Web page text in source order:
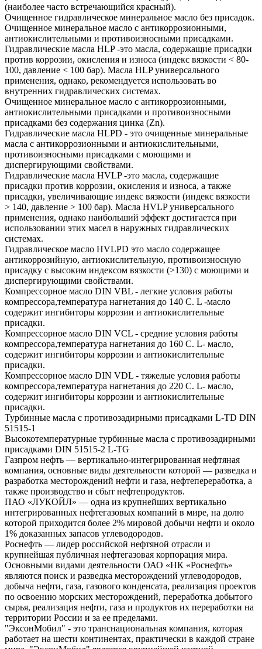
(наиболее часто встречающийся красный).
Очищенное гидравлическое минеральное масло без присадок.
Очищенное минеральное масло с антикоррозионными,
антиокислительными и противоизносными присадками.
Гидравлические масла HLP -это масла, содержащие присадки
против коррозии, окисления и износа (индекс вязкости < 80-
100, давление < 100 бар). Масла HLP универсального
применения, однако, рекомендуется использовать во
внутренних гидравлических системах.
Очищенное минеральное масло с антикоррозионными,
антиокислительными присадками и противоизносными
присадками без содержания цинка (Zn).
Гидравлические масла HLPD - это очищенные минеральные
масла с антикоррозионными и антиокислительными,
противоизносными присадками с моющими и
диспергирующими свойствами.
Гидравлические масла HVLP -это масла, содержащие
присадки против коррозии, окисления и износа, а также
присадки, увеличивающие индекс вязкости (индекс вязкости
> 140, давление > 100 бар). Масла HVLP универсального
применения, однако наибольший эффект достигается при
использовании этих масел в наружных гидравлических
системах.
Гидравлическое масло HVLPD это масло содержащее
антикоррозийную, антиокислительную, противоизносную
присадку с высоким индексом вязкости (>130) с моющими и
диспергирующими свойствами.
Компрессорное масло DIN VBL - легкие условия работы
компрессора,температура нагнетания до 140 С. L -масло
содержит ингибиторы коррозии и антиокислительные
присадки.
Компрессорное масло DIN VCL - средние условия работы
компрессора,температура нагнетания до 160 С. L- масло,
содержит ингибиторы коррозии и антиокислительные
присадки.
Компрессорное масло DIN VDL - тяжелые условия работы
компрессора,температура нагнетания до 220 С. L- масло,
содержит ингибиторы коррозии и антиокислительные
присадки.
Турбинные масла с противозадирными присадками L-TD DIN
51515-1
Высокотемпературные турбинные масла с противозадирными
присадками DIN 51515-2 L-TG
Газпром нефть — вертикально-интегрированная нефтяная
компания, основные виды деятельности которой — разведка и
разработка месторождений нефти и газа, нефтепереработка, а
также производство и сбыт нефтепродуктов.
ПАО «ЛУКОЙЛ» — одна из крупнейших вертикально
интегрированных нефтегазовых компаний в мире, на долю
которой приходится более 2% мировой добычи нефти и около
1% доказанных запасов углеводородов.
Роснефть — лидер российской нефтяной отрасли и
крупнейшая публичная нефтегазовая корпорация мира.
Основными видами деятельности ОАО «НК «Роснефть»
являются поиск и разведка месторождений углеводородов,
добыча нефти, газа, газового конденсата, реализация проектов
по освоению морских месторождений, переработка добытого
сырья, реализация нефти, газа и продуктов их переработки на
территории России и за ее пределами.
"ЭксонМобил" - это транснациональная компания, которая
работает на шести континентах, практически в каждой стране